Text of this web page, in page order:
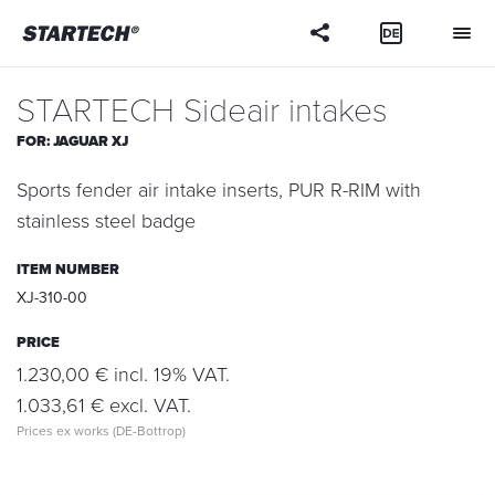
STARTECH Sideair intakes
FOR:JAGUAR XJ
Sports fender air intake inserts, PUR R-RIM with
stainless steel badge
ITEM NUMBER
XJ-310-00
PRICE
1.230,00 € incl. 19% VAT.
1.033,61 € excl. VAT.
Prices ex works (DE-Bottrop)